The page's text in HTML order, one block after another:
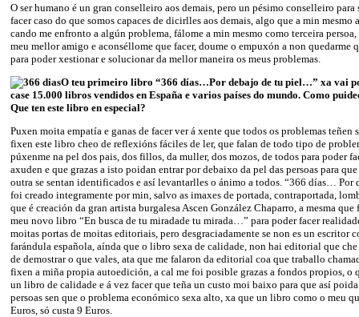
O ser humano é un gran conselleiro aos demais, pero un pésimo conselleiro para
facer caso do que somos capaces de dicirlles aos demais, algo que a min mesmo
cando me enfronto a algún problema, fálome a min mesmo como terceira persoa,
meu mellor amigo e aconséllome que facer, doume o empuxón a non quedarme
para poder xestionar e solucionar da mellor maneira os meus problemas.
O teu primeiro libro “366 días…Por debajo de tu piel…” xa vai
case 15.000 libros vendidos en España e varios países do mundo. Como
Que ten este libro en especial?
Puxen moita empatía e ganas de facer ver á xente que todos os problemas teñen
fixen este libro cheo de reflexións fáciles de ler, que falan de todo tipo de
púxenme na pel dos pais, dos fillos, da muller, dos mozos, de todos para poder
axuden e que grazas a isto poidan entrar por debaixo da pel das persoas para
outra se sentan identificados e así levantarlles o ánimo a todos. “366 días…
foi creado integramente por min, salvo as imaxes de portada, contraportada,
que é creación da gran artista burgalesa Ascen González Chaparro, a mesma
meu novo libro “En busca de tu miradade tu mirada…” para poder facer
moitas portas de moitas editoriais, pero desgraciadamente se non es un escritor
farándula española, aínda que o libro sexa de calidade, non hai editorial que
de demostrar o que vales, ata que me falaron da editorial coa que traballo
fixen a miña propia autoedición, a cal me foi posible grazas a fondos propios, o
un libro de calidade e á vez facer que teña un custo moi baixo para que así poida
persoas sen que o problema económico sexa alto, xa que un libro como o meu
Euros, só custa 9 Euros.